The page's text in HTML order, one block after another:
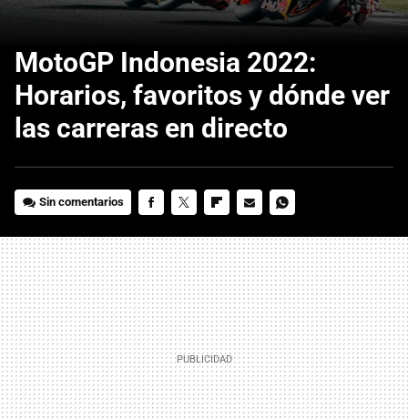
MotoGP Indonesia 2022:
Horarios, favoritos y dónde ver
las carreras en directo
Sin comentarios
MAIL